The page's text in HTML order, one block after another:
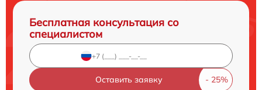
Бесплатная консультация со
специалистом
Оставить заявку